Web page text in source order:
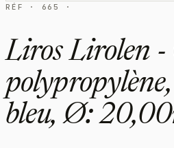
RÉF · 665 ·
Liros Lirolen -
polypropylène,
bleu, Ø: